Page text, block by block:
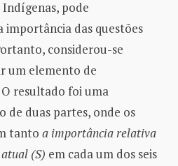
pode
das questões
considerou-se
um elemento de
resultado foi uma
de duas partes, onde os
tanto a importância relativa
(S) em cada um dos seis